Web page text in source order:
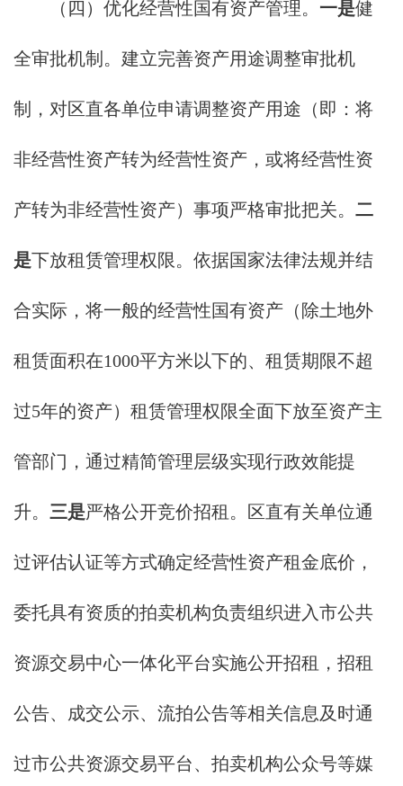
（四）优化经营性国有资产管理。 一是健
全审批机制。建立完善资产用途调整审批机
制，对区直各单位申请调整资产用途（即：将
非经营性资产转为经营性资产，或将经营性资
产转为非经营性资产）事项严格审批把关。 二
是下放租赁管理权限。依据国家法律法规并结
合实际，将一般的经营性国有资产（除土地外
租赁面积在1000平方米以下的、租赁期限不超
过5年的资产）租赁管理权限全面下放至资产主
管部门，通过精简管理层级实现行政效能提
升。 三是严格公开竞价招租。区直有关单位通
过评估认证等方式确定经营性资产租金底价，
委托具有资质的拍卖机构负责组织进入市公共
资源交易中心一体化平台实施公开招租，招租
公告、成交公示、流拍公告等相关信息及时通
过市公共资源交易平台、拍卖机构公众号等媒